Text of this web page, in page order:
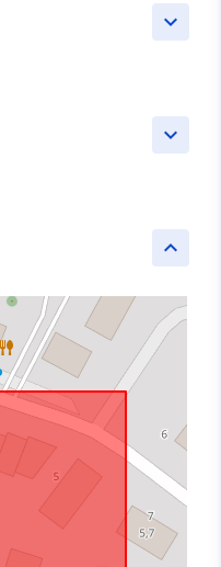
keyboard_arrow_down
keyboard_arrow_down
keyboard_arrow_up